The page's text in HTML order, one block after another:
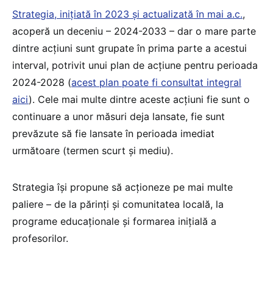
Strategia, inițiată în 2023 și actualizată în mai a.c.,
acoperă un deceniu – 2024-2033 – dar o mare parte
dintre acțiuni sunt grupate în prima parte a acestui
interval, potrivit unui plan de acțiune pentru perioada
2024-2028 (acest plan poate fi consultat integral
aici). Cele mai multe dintre aceste acțiuni fie sunt o
continuare a unor măsuri deja lansate, fie sunt
prevăzute să fie lansate în perioada imediat
următoare (termen scurt și mediu).
Strategia își propune să acționeze pe mai multe
paliere – de la părinți și comunitatea locală, la
programe educaționale și formarea inițială a
profesorilor.